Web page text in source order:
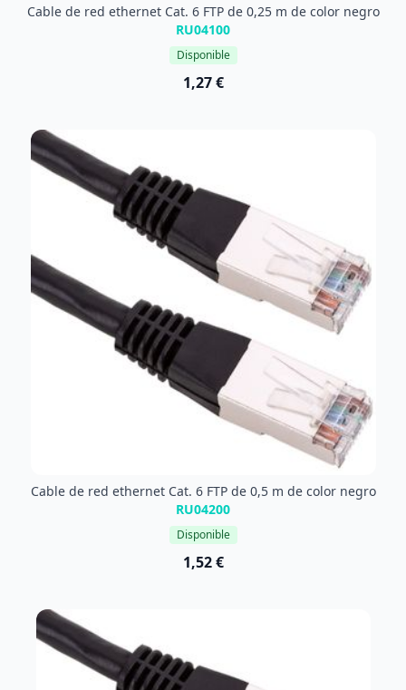
Cable de red ethernet Cat. 6 FTP de 0,25 m de color negro
RU04100
Disponible
1,27 €
Cable de red ethernet Cat. 6 FTP de 0,5 m de color negro
RU04200
Disponible
1,52 €